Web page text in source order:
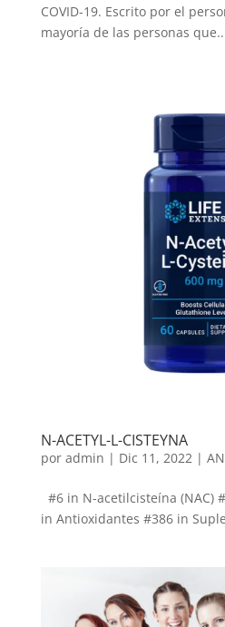
COVID-19. Escrito por el
mayoría de las personas
N-ACETYL-L-CISTEYNA
por admin | Dic 11, 2022|
#6 in N-acetilcisteína (NAC)
in Antioxidantes #386 in